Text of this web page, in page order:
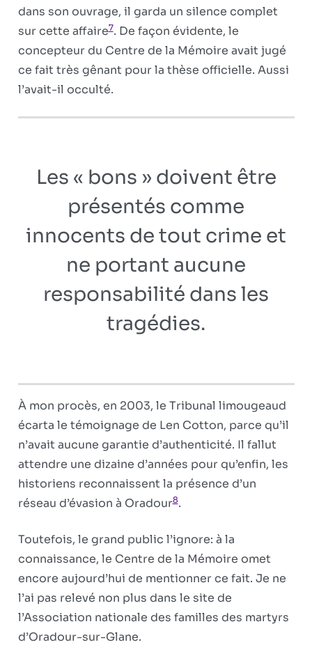
dans son ouvrage, il garda un silence complet
sur cette affaire7. De façon évidente, le
concepteur du Centre de la Mémoire avait jugé
ce fait très gênant pour la thèse officielle. Aussi
l’avait-il occulté.
Les « bons » doivent être
présentés comme
innocents de tout crime et
ne portant aucune
responsabilité dans les
tragédies.
À mon procès, en 2003, le Tribunal limougeaud
écarta le témoignage de Len Cotton, parce qu’il
n’avait aucune garantie d’authenticité. Il fallut
attendre une dizaine d’années pour qu’enfin, les
historiens reconnaissent la présence d’un
réseau d’évasion à Oradour8.
Toutefois, le grand public l’ignore: à la
connaissance, le Centre de la Mémoire omet
encore aujourd’hui de mentionner ce fait. Je ne
l’ai pas relevé non plus dans le site de
l’Association nationale des familles des martyrs
d’Oradour-sur-Glane.